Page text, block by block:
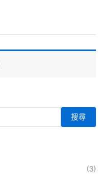
搜尋
(3)